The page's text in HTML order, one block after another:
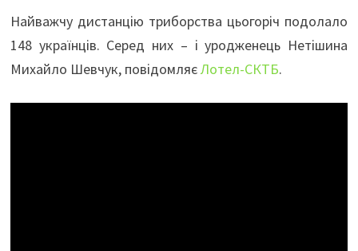
Найважчу дистанцію триборства цьогоріч подолало
148 українців. Серед них – і уродженець Нетішина
Михайло Шевчук, повідомляєЛотел-СКТБ.